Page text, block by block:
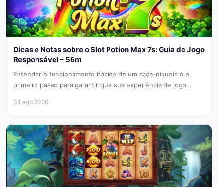
Dicas e Notas sobre o Slot Potion Max 7s: Guia de Jogo
Responsável – 56m
Entender o funcionamento básico de um caça-níqueis é o
primeiro passo para garantir que sua experiência de jogo
04 ago 2026